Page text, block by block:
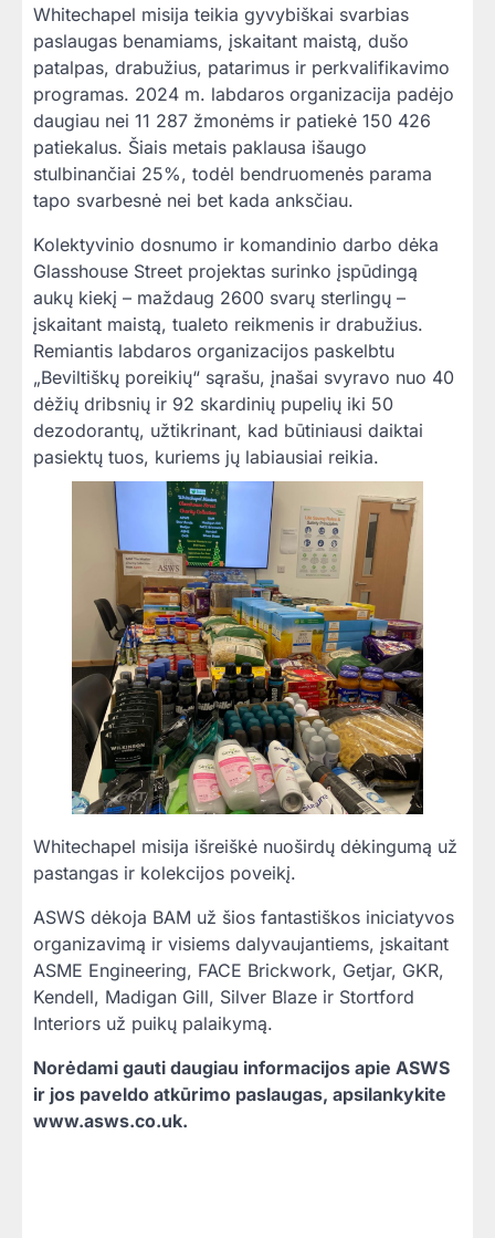
Whitechapel misija teikia gyvybiškai svarbias
paslaugas benamiams, įskaitant maistą, dušo
patalpas, drabužius, patarimus ir perkvalifikavimo
programas. 2024 m. labdaros organizacija padėjo
daugiau nei 11 287 žmonėms ir patiekė 150 426
patiekalus. Šiais metais paklausa išaugo
stulbinančiai 25%, todėl bendruomenės parama
tapo svarbesnė nei bet kada anksčiau.
Kolektyvinio dosnumo ir komandinio darbo dėka
Glasshouse Street projektas surinko įspūdingą
aukų kiekį – maždaug 2600 svarų sterlingų –
įskaitant maistą, tualeto reikmenis ir drabužius.
Remiantis labdaros organizacijos paskelbtu
„Beviltiškų poreikių“ sąrašu, įnašai svyravo nuo 40
dėžių dribsnių ir 92 skardinių pupelių iki 50
dezodorantų, užtikrinant, kad būtiniausi daiktai
pasiektų tuos, kuriems jų labiausiai reikia.
Whitechapel misija išreiškė nuoširdų dėkingumą už
pastangas ir kolekcijos poveikį.
ASWS dėkoja BAM už šios fantastiškos iniciatyvos
organizavimą ir visiems dalyvaujantiems, įskaitant
ASME Engineering, FACE Brickwork, Getjar, GKR,
Kendell, Madigan Gill, Silver Blaze ir Stortford
Interiors už puikų palaikymą.
Norėdami gauti daugiau informacijos apie ASWS
ir jos paveldo atkūrimo paslaugas, apsilankykite
www.asws.co.uk.